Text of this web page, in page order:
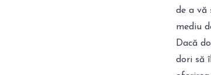
de a vă
mediu
Dacă
dori să